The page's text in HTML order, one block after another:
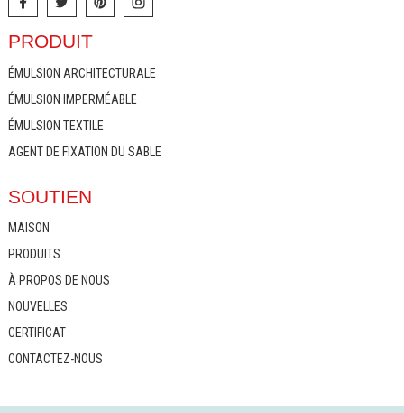
PRODUIT
ÉMULSION ARCHITECTURALE
ÉMULSION IMPERMÉABLE
ÉMULSION TEXTILE
AGENT DE FIXATION DU SABLE
SOUTIEN
MAISON
PRODUITS
À PROPOS DE NOUS
NOUVELLES
CERTIFICAT
CONTACTEZ-NOUS